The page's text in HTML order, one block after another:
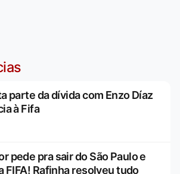
parte da dívida com Enzo Díaz
à Fifa
pede pra sair do São Paulo e
FIFA! Rafinha resolveu tudo